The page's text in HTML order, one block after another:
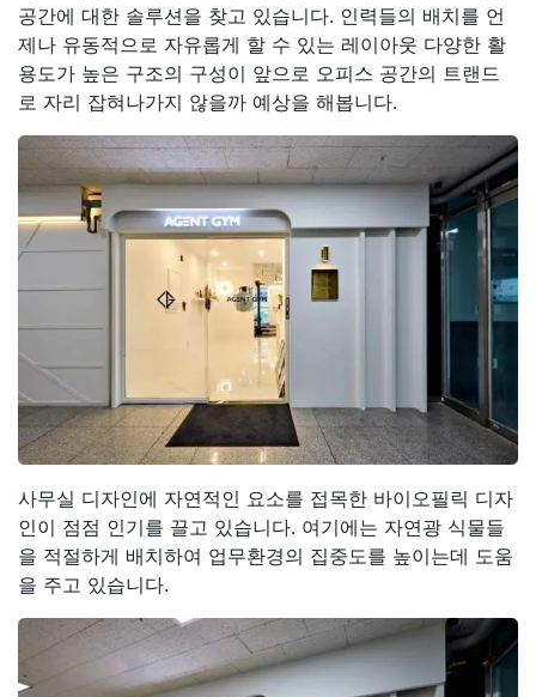
공간에 대한 솔루션을 찾고 있습니다. 인력들의 배치를 언
제나 유동적으로 자유롭게 할 수 있는 레이아웃 다양한 활
용도가 높은 구조의 구성이 앞으로 오피스 공간의 트랜드
로 자리 잡혀나가지 않을까 예상을 해봅니다.
사무실 디자인에 자연적인 요소를 접목한 바이오필릭 디자
인이 점점 인기를 끌고 있습니다. 여기에는 자연광 식물들
을 적절하게 배치하여 업무환경의 집중도를 높이는데 도움
을 주고 있습니다.